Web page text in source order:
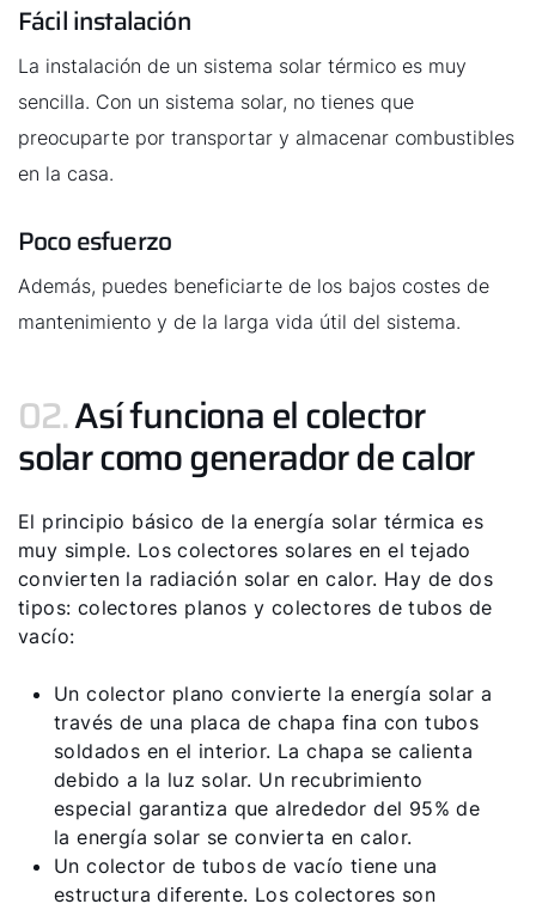
Fácil instalación
La instalación de un sistema solar térmico es muy
sencilla. Con un sistema solar, no tienes que
preocuparte por transportar y almacenar combustibles
en la casa.
Poco esfuerzo
Además, puedes beneficiarte de los bajos costes de
mantenimiento y de la larga vida útil del sistema.
02.Así funciona el colector
solar como generador de calor
El principio básico de la energía solar térmica es
muy simple. Los colectores solares en el tejado
convierten la radiación solar en calor. Hay de dos
tipos: colectores planos y colectores de tubos de
vacío:
Un colector plano convierte la energía solar a
través de una placa de chapa fina con tubos
soldados en el interior. La chapa se calienta
debido a la luz solar. Un recubrimiento
especial garantiza que alrededor del 95% de
la energía solar se convierta en calor.
Un colector de tubos de vacío tiene una
estructura diferente. Los colectores son
Contacto de servicio
Línea de atención al cliente
Encontrar a tu experto
Links importantes
Carrera profesional